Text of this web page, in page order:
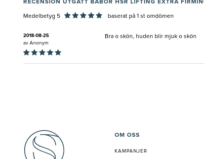
RECENSION UTGÅTT BABOR HSR LIFTING EXTRA
Medelbetyg 5 baserat på 1 st omdömen
2018-08-25
av Anonym
Bra o skön, huden blir mjuk o skön
OM OSS
KAMPANJER